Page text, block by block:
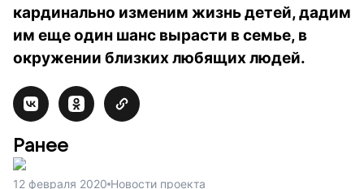
кардинально изменим жизнь детей, дадим
им еще один шанс вырасти в семье, в
окружении близких любящих людей.
Ранее
12 февраля 2020 Новости проекта